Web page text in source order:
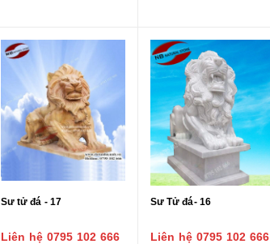
Sư tử đá - 17
Liên hệ 0795 102 666
Sư Tử đá- 16
Liên hệ 0795 102 666